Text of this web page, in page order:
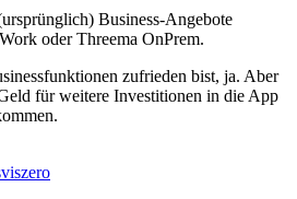
Business-Angebote
oder Threema OnPrem.
zufrieden bist, ja. Aber
für weitere Investitionen in die App